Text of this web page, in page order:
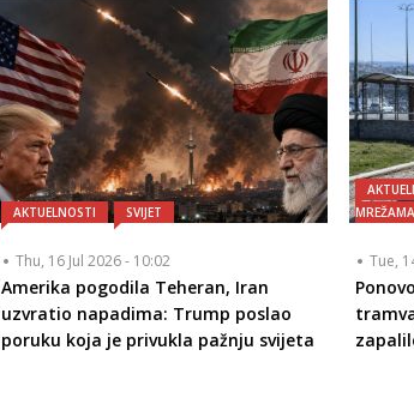
AKTUELNOSTI SVIJET
Thu, 16 Jul 2026 - 10:02
Amerika pogodila Teheran, Iran
uzvratio napadima: Trump poslao
poruku koja je privukla pažnju svijeta
MREŽAMA
Tue,